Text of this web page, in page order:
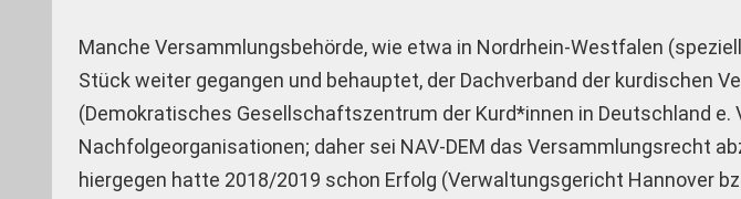
Manche Versammlungsbehörde, wie etwa in Nordrhein-Westfalen
Stück weiter gegangen und behauptet, der Dachverband der kurdischen
(Demokratisches Gesellschaftszentrum der Kurd*innen in ­Deutschland e.
Nachfolgeorganisationen; daher sei NAV-DEM das Versammlungsrecht
hiergegen hatte 2018/2019 schon Erfolg (Verwaltungsgericht Hannover